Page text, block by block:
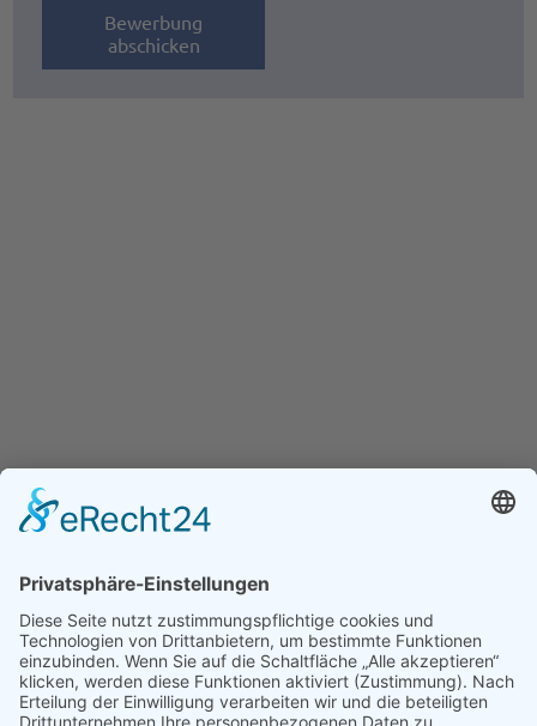
Bewerbung
abschicken
KONTAKT